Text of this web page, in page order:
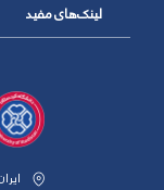
لینک‌های مفید